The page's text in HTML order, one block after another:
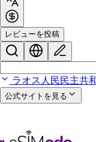
レビューを投稿
ラオス人民民主共
公式サイトを見る